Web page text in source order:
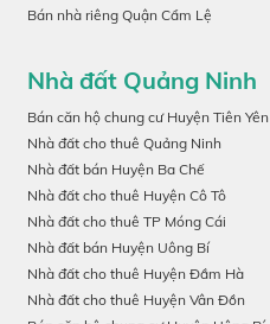
Bán nhà riêng Quận Cẩm Lệ
Nhà đất Quảng Ninh
Bán căn hộ chung cư Huyện Tiên Yên
Nhà đất cho thuê Quảng Ninh
Nhà đất bán Huyện Ba Chế
Nhà đất cho thuê Huyện Cô Tô
Nhà đất cho thuê TP Móng Cái
Nhà đất bán Huyện Uông Bí
Nhà đất cho thuê Huyện Đầm Hà
Nhà đất cho thuê Huyện Vân Đồn